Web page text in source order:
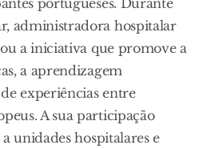
portugueses. Durante
administradora hospitalar
a iniciativa que promove a
a aprendizagem
experiências entre
A sua participação
unidades hospitalares e